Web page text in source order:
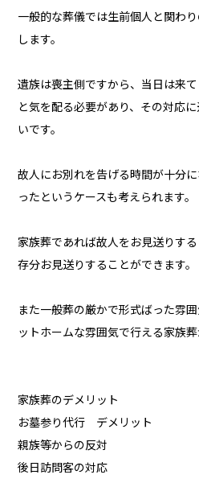
一般的な葬儀では生前個人と関わ
します。
遺族は喪主側ですから、当日は来
と気を配る必要があり、その対応
いです。
故人にお別れを告げる時間が十分
ったというケースも考えられます。
家族葬であれば故人をお見送りす
存分お見送りすることができます。
また一般葬の厳かで形式ばった雰
ットホームな雰囲気で行える家族葬
家族葬のデメリット
お墓参り代行 デメリット
親族等からの反対
後日訪問客の対応